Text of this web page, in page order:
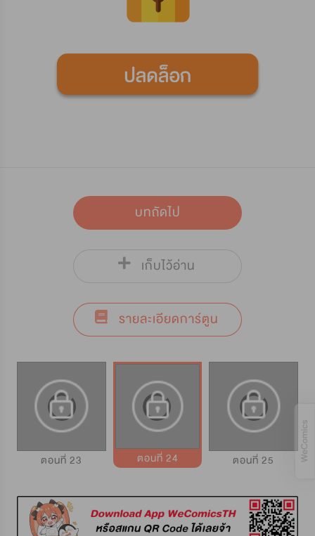
บทถัดไป
เก็บไว้อ่าน
รายละเอียดการ์ตูน
ตอนที่ 23 ตอนที่ 24 ตอนที่ 25